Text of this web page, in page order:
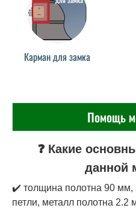
Карман для замка
Помощь
❓ Какие
данной
✔️ толщина полотна 90 мм,
петли, металл полотна 2.2